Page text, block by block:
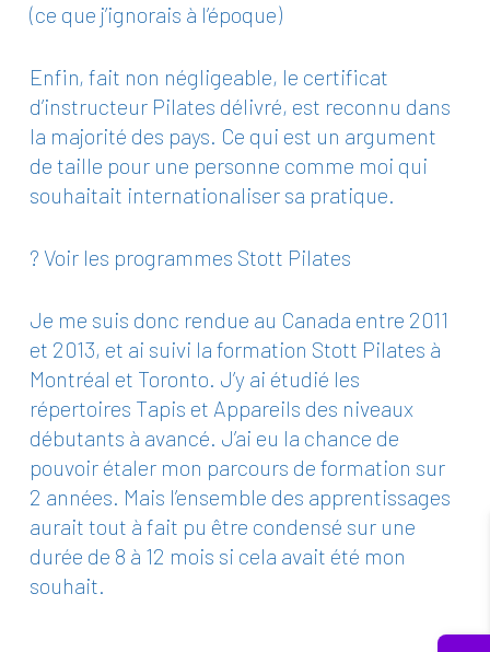
(ce que j’ignorais à l’époque)
Enfin, fait non négligeable, le certificat
d’instructeur Pilates délivré, est reconnu dans
la majorité des pays. Ce qui est un argument
de taille pour une personne comme moi qui
souhaitait internationaliser sa pratique.
? Voir les programmes Stott Pilates
Je me suis donc rendue au Canada entre 2011
et 2013, et ai suivi la formation Stott Pilates à
Montréal et Toronto. J’y ai étudié les
répertoires Tapis et Appareils des niveaux
débutants à avancé. J’ai eu la chance de
pouvoir étaler mon parcours de formation sur
2 années. Mais l’ensemble des apprentissages
aurait tout à fait pu être condensé sur une
durée de 8 à 12 mois si cela avait été mon
souhait.